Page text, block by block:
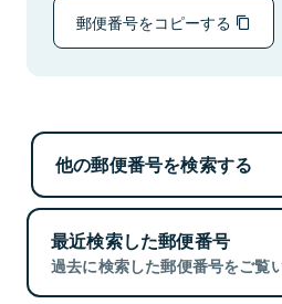
郵便番号をコピーする
他の郵便番号を検索する
最近検索した郵便番号
過去に検索した郵便番号をご覧